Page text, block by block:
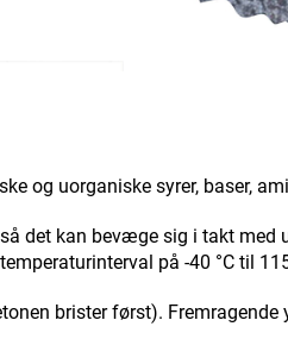
og uorganiske syrer, baser,
det kan bevæge sig i takt
på -40 °C til
brister først). Fremragende